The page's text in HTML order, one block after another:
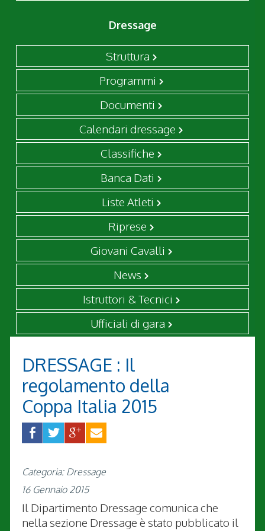
Dressage
Struttura
Programmi
Documenti
Calendari dressage
Classifiche
Banca Dati
Liste Atleti
Riprese
Giovani Cavalli
News
Istruttori & Tecnici
Ufficiali di gara
DRESSAGE : Il
regolamento della
Coppa Italia 2015
Categoria: Dressage
16 Gennaio 2015
Il Dipartimento Dressage comunica che
nella sezione Dressage è stato pubblicato il